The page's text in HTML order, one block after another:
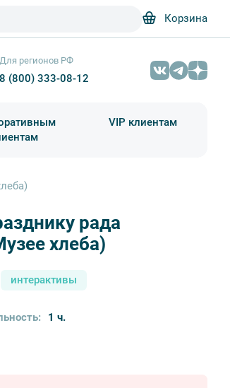
Корзина
Для регионов РФ
8 (800) 333-08-12
VIP клиентам
рада
хлеба)
интерактивы
1 ч.